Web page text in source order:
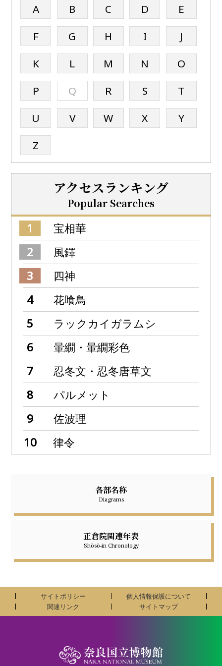
A B C D
E
F
G H I
J
K
L M N
O
P
Q R S
T
U
V W X
Y
Z
アクセスランキング
Popular Searches
宝相華
風鐸
四神
花喰鳥
ラックカイガラムシ
暈繝・暈繝彩色
忍冬文・忍冬唐草文
パルメット
佐波理
律令
各部名称
Diagrams
正倉院関連年表
Shōsō-in Chronology
サイトポリシー
個人情報保護について
関連リンク
サイトマップ